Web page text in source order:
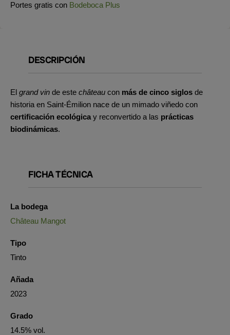
Portes gratis con Bodeboca Plus
DESCRIPCIÓN
El grand vin de este château con más de cinco siglos de
historia en Saint-Émilion nace de un mimado viñedo con
certificación ecológica y reconvertido a las prácticas
biodinámicas.
FICHA TÉCNICA
La bodega
Château Mangot
Tipo
Tinto
Añada
2023
Grado
14.5% vol.